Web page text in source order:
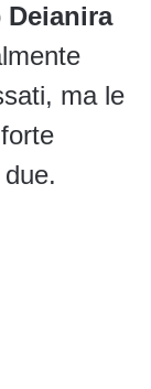
Deianira
ma le